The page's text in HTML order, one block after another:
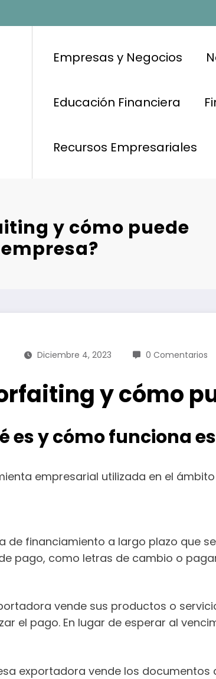
Empresas y Negocios
Educación Financiera
Recursos Empresariales
y cómo puede
Diciembre 4, 2023 0 Comentarios
y cómo
es y cómo funciona
empresarial utilizada en el
de financiamiento a largo plazo que
pago, como letras de cambio o
vende sus productos o
el pago. En lugar de esperar al
exportadora vende los